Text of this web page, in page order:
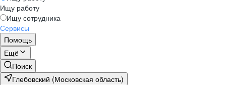
Ищу работу
Ищу сотрудника
Сервисы
Помощь
Ещё
Поиск
Глебовский (Московская область)